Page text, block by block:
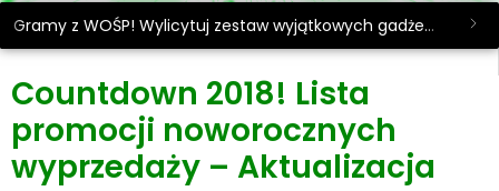
Gramy z WOŚP! Wylicytuj zestaw wyjątkowych gadżetów.
Countdown 2018! Lista
promocji noworocznych
wyprzedaży – Aktualizacja